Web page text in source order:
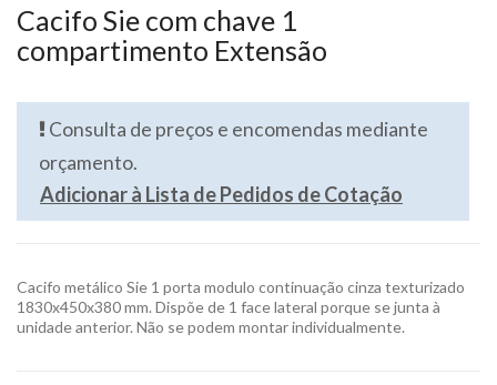
Cacifo Sie com chave 1
compartimento Extensão
Consulta de preços e encomendas mediante
orçamento.
Adicionar à Lista de Pedidos de Cotação
Cacifo metálico Sie 1 porta modulo continuação cinza texturizado
1830x450x380 mm. Dispõe de 1 face lateral porque se junta à
unidade anterior. Não se podem montar individualmente.